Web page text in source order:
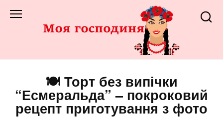
до
🍽️ Торт без випічки
“Есмеральда” – покроковий
рецепт приготування з фото